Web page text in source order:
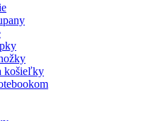
košieľky